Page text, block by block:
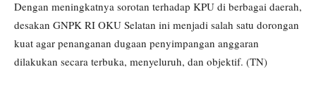
Dengan meningkatnya sorotan terhadap KPU di berbagai daerah,
desakan GNPK RI OKU Selatan ini menjadi salah satu dorongan
kuat agar penanganan dugaan penyimpangan anggaran
dilakukan secara terbuka, menyeluruh, dan objektif. (TN)